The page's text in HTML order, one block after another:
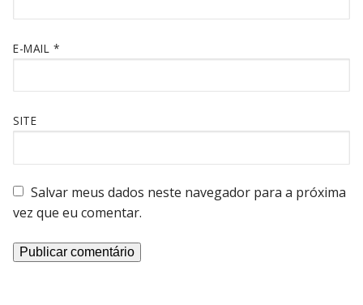
E-MAIL *
SITE
Salvar meus dados neste navegador para a próxima
vez que eu comentar.